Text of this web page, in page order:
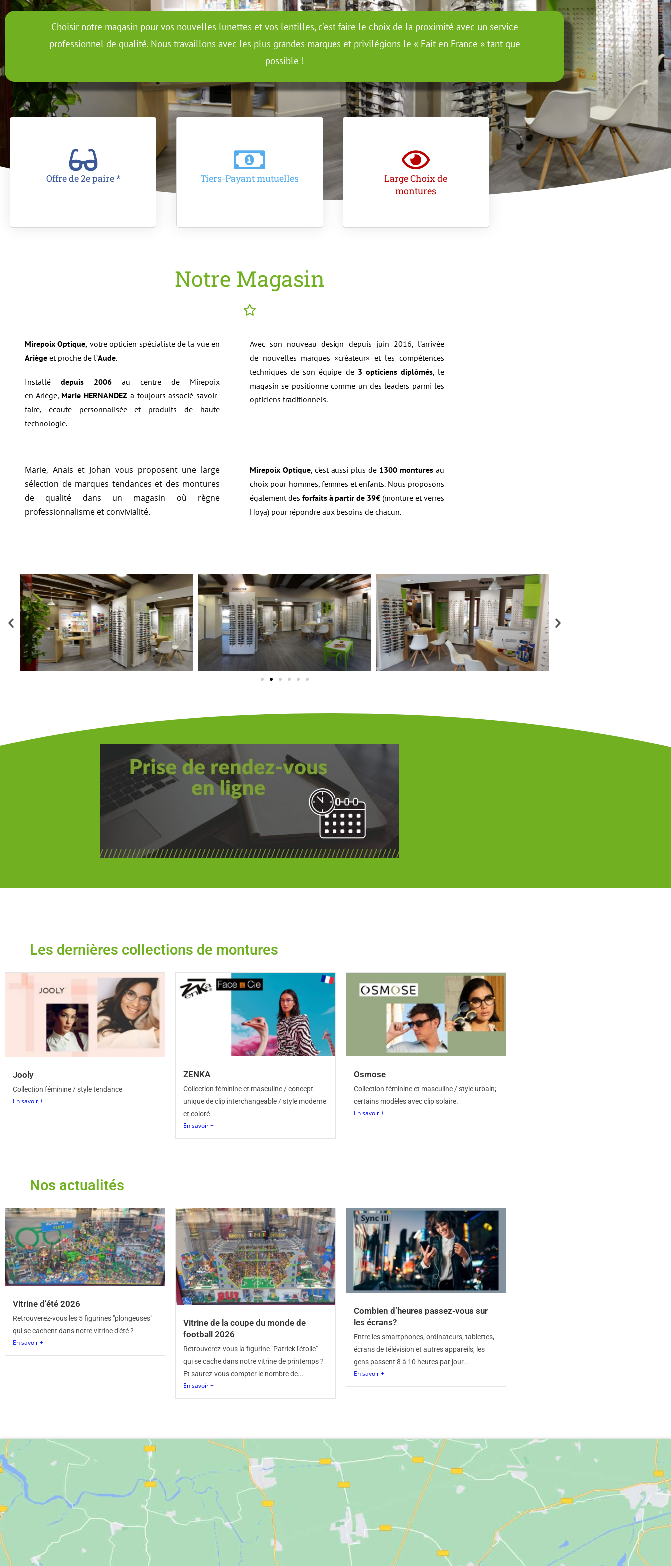
Choisir notre magasin pour vos nouvelles lunettes et vos lentilles, c’est faire le choix de la proximité avec un service
professionnel de qualité. Nous travaillons avec les plus grandes marques et privilégions le « Fait en France » tant que
possible !
Offre de 2e paire * Tiers-Payant mutuelles
Large Choix de
montures
Notre Magasin
Mirepoix Optique, votre opticien spécialiste de la vue en
Ariège et proche de l’Aude.
Installé depuis 2006 au centre de Mirepoix
en Ariège, Marie HERNANDEZ a toujours associé savoir-
faire, écoute personnalisée et produits de haute
technologie.
Avec son nouveau design depuis juin 2016, l’arrivée
de nouvelles marques «créateur» et les compétences
techniques de son équipe de3 opticiens diplômés, le
magasin se positionne comme un des leaders parmi les
opticiens traditionnels.
Marie, Anais et Johan vous proposent une large
sélection de marques tendances et des montures
de qualité dans un magasin où règne
professionnalisme et convivialité.
Mirepoix Optique, c’est aussi plus de 1300 montures au
choix pour hommes, femmes et enfants. Nous proposons
également des forfaits à partir de 39€ (monture et verres
Hoya) pour répondre aux besoins de chacun.
Les dernières collections de montures
Jooly
Collection féminine / style tendance
En savoir +
ZENKA
Collection féminine et masculine / concept
unique de clip interchangeable / style moderne
et coloré
En savoir +
Osmose
Collection féminine et masculine / style urbain;
certains modèles avec clip solaire.
En savoir +
Nos actualités
Vitrine d’été 2026
Retrouverez-vous les 5 figurines "plongeuses"
qui se cachent dans notre vitrine d'été ?
En savoir +
Vitrine de la coupe du monde de
football 2026
Retrouverez-vous la figurine "Patrick l'étoile"
qui se cache dans notre vitrine de printemps ?
Et saurez-vous compter le nombre de...
En savoir +
Combien d’heures passez-vous sur
les écrans?
Entre les smartphones, ordinateurs, tablettes,
écrans de télévision et autres appareils, les
gens passent 8 à 10 heures par jour...
En savoir +